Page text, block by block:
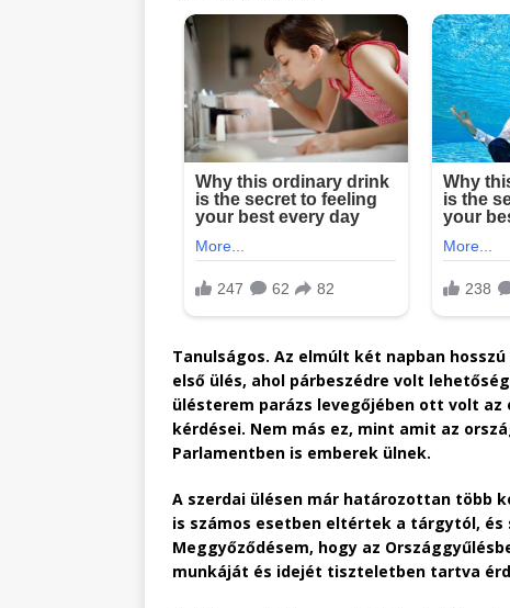
Tanulságos. Az elmúlt két napban
első ülés, ahol párbeszédre volt
ülésterem parázs levegőjében ott volt
kérdései. Nem más ez, mint amit az
Parlamentben is emberek ülnek.
A szerdai ülésen már határozottan több
is számos esetben eltértek a tárgytól,
Meggyőződésem, hogy az
munkáját és idejét tiszteletben tartva